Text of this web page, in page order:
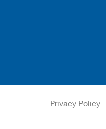
Privacy Policy